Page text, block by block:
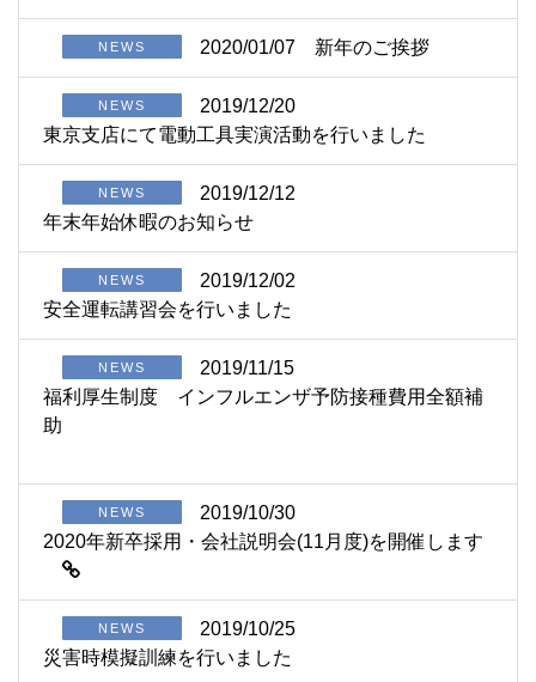
NEWS 2020/01/07 新年のご挨拶
NEWS
2019/12/20
東京支店にて電動工具実演活動を行いました
NEWS
2019/12/12
年末年始休暇のお知らせ
NEWS
2019/12/02
安全運転講習会を行いました
NEWS
2019/11/15
福利厚生制度 インフルエンザ予防接種費用全額補
助
NEWS
2019/10/30
2020年新卒採用・会社説明会(11月度)を開催します
NEWS
2019/10/25
災害時模擬訓練を行いました